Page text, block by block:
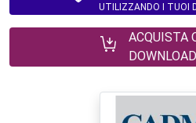
UTILIZZANDO I TUOI
ACQUISTA